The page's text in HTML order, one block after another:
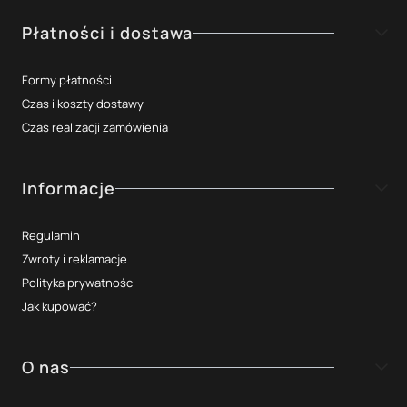
znaleźć: przekaźniki instalacyjne, styczniki mocy, styczniki
modułowe z dźwignią, styczniki modułowe z ustawieniem ręcznym,
z manipulatorem, styczniki modułowe trójbiegunowe oraz styczniki
pomocnicze. Szczególną uwagę warto zwrócić na:
przekaźniki instalacyjne – to zamknięte w obudowie
znaleziono we wszelkiej automatyce przemysłowej oraz
budynkowej,
styczniki mocy - służą do przekazywania prądu w
styczniki pomocnicze – stosowane przeważnie w pośrednim
sterowaniu zaworów lub urządzeń grzewczych.
modułowych
Płatności i dostawa
Formy płatności
Czas i koszty dostawy
Czas realizacji zamówienia
Informacje
Regulamin
Zwroty i reklamacje
Polityka prywatności
Jak kupować?
O nas